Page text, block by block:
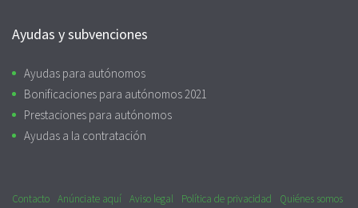
Ayudas y subvenciones
Ayudas para autónomos
Bonificaciones para autónomos 2021
Prestaciones para autónomos
Ayudas a la contratación
Contacto Anúnciate aquí Aviso legal Política de privacidad Quiénes somos